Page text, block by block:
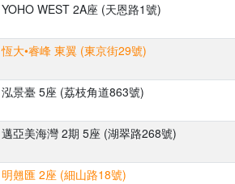
YOHO WEST 2A座 (天恩路1號)
恆大•睿峰 東翼 (東京街29號)
泓景臺 5座 (荔枝角道863號)
邁亞美海灣 2期 5座 (湖翠路268號)
明翹匯 2座 (細山路18號)